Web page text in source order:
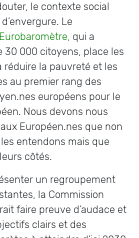
le contexte social
Le
qui a
30 000 citoyens, place les
réduire la pauvreté et les
au premier rang des
européens pour le
Nous devons nous
Européen.nes que non
entendons mais que
côtés.
un regroupement
la Commission
faire preuve d’audace et
clairs et des